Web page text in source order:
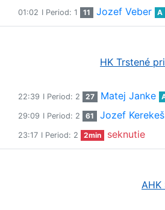
01:02 I Period: 1 11 Jozef Veber A
HK Trstené
22:39 I Period: 2 27 Matej Janke
29:09 I Period: 2 61 Jozef Kerekeš
23:17 I Period: 2 2min seknutie
AHK